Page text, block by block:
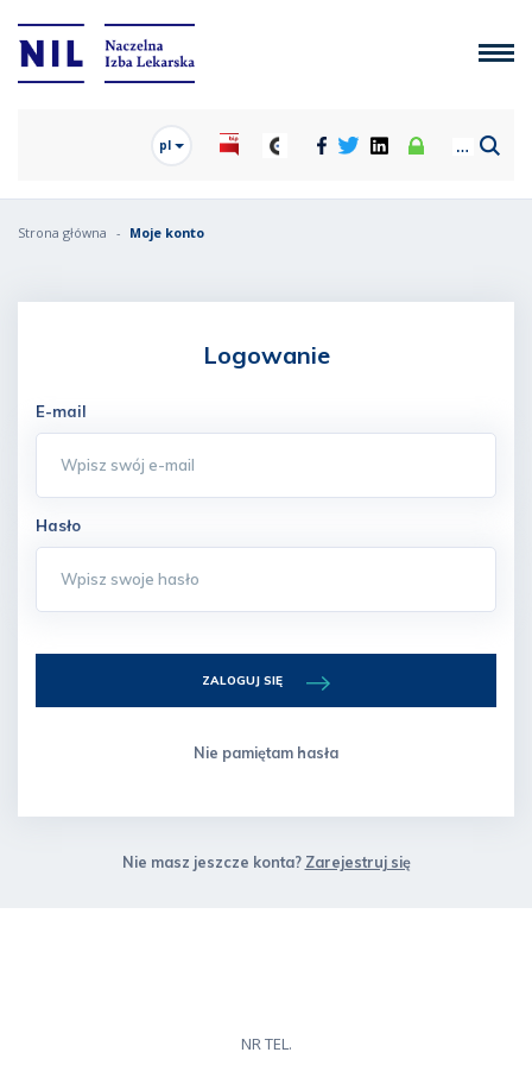
pl
Strona główna Moje konto
Logowanie
E-mail
Hasło
ZALOGUJ SIĘ
Nie pamiętam hasła
Nie masz jeszcze konta? Zarejestruj się
NR TEL.